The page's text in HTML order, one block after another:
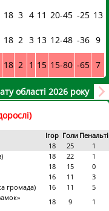
18 3 4 11 20-45 -25 13
18 2 3 13 12-48 -36 9
18 2 1 15 15-80 -65 7
області 2026 року
Ігор Голи Пенальті
18 25
1
18 22
1
18 15
0
16 11
3
громада) 16 11
5
18 9
1